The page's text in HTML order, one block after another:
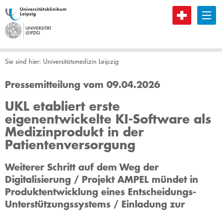
B
Sie sind hier: Universitätsmedizin Leipzig
Pressemitteilung vom 09.04.2026
UKL etabliert erste
eigenentwickelte KI-Software als
Medizinprodukt in der
Patientenversorgung
Weiterer Schritt auf dem Weg der
Digitalisierung / Projekt AMPEL mündet in
Produktentwicklung eines Entscheidungs-
Unterstützungssystems / Einladung zur